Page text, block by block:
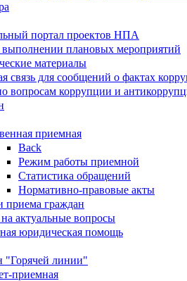
портал проектов НПА
выполнении плановых мероприятий
материалы
связь для сообщений о фактах
вопросам коррупции и
приемная
Back
Режим работы приемной
Статистика обращений
Нормативно-правовые акты
приема граждан
актуальные вопросы
юридическая помощь
"Горячей линии"
приемная